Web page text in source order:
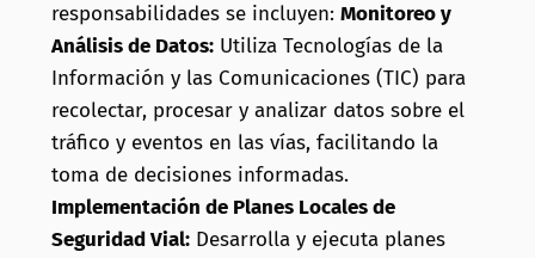
responsabilidades se incluyen: Monitoreo y
Análisis de Datos: Utiliza Tecnologías de la
Información y las Comunicaciones (TIC) para
recolectar, procesar y analizar datos sobre el
tráfico y eventos en las vías, facilitando la
toma de decisiones informadas.
Implementación de Planes Locales de
Seguridad Vial: Desarrolla y ejecuta planes